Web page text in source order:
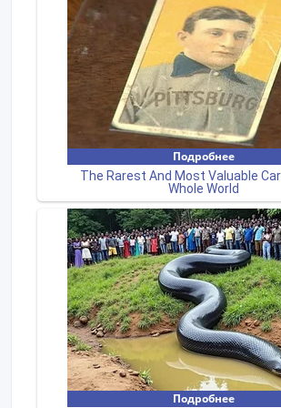
ландшафтного дизайна: - Кашпо, клумбы, ящики
для цветов, деревянные кадки.